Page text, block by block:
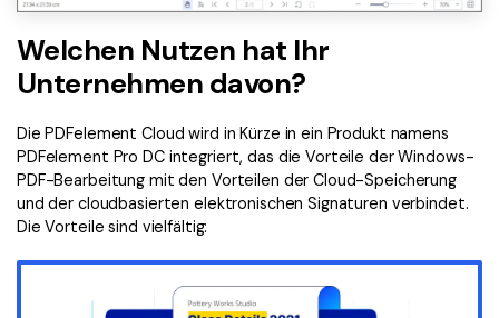
Welchen Nutzen hat Ihr
Unternehmen davon?
Die PDFelement Cloud wird in Kürze in ein Produkt namens
PDFelement Pro DC integriert, das die Vorteile der Windows-
PDF-Bearbeitung mit den Vorteilen der Cloud-Speicherung
und der cloudbasierten elektronischen Signaturen verbindet.
Die Vorteile sind vielfältig: